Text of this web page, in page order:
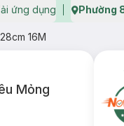
ứng dụng Phường
16M
Mỏng